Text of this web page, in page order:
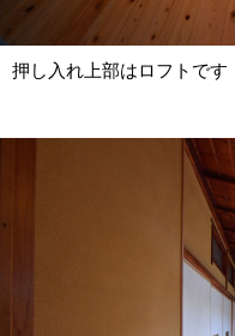
押し入れ上部はロフトです